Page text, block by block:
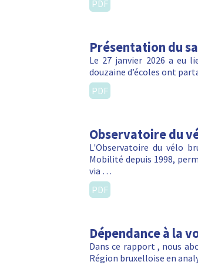
PDF
Présentation du
Le 27 janvier 2026 a eu
douzaine d’écoles ont
PDF
Observatoire du
L'Observatoire du vélo
Mobilité depuis 1998,
via …
PDF
Dépendance à la
Dans ce rapport , nous
Région bruxelloise en